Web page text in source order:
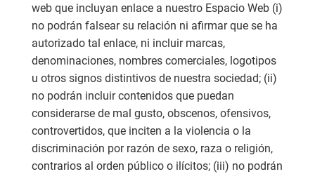
web que incluyan enlace a nuestro Espacio Web (i)
no podrán falsear su relación ni afirmar que se ha
autorizado tal enlace, ni incluir marcas,
denominaciones, nombres comerciales, logotipos
u otros signos distintivos de nuestra sociedad; (ii)
no podrán incluir contenidos que puedan
considerarse de mal gusto, obscenos, ofensivos,
controvertidos, que inciten a la violencia o la
discriminación por razón de sexo, raza o religión,
contrarios al orden público o ilícitos; (iii) no podrán